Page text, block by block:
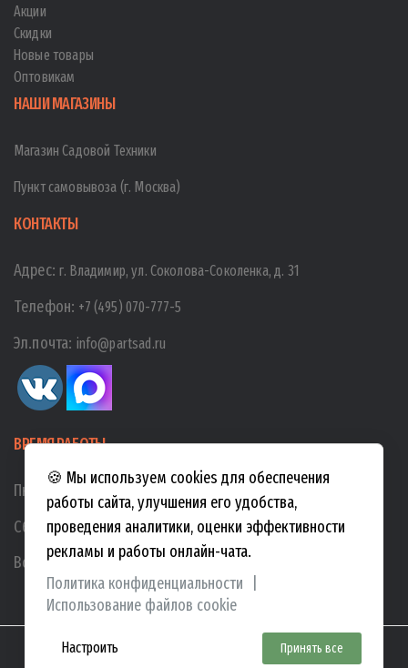
Акции
Скидки
Новые товары
Оптовикам
НАШИ МАГАЗИНЫ
Магазин Садовой Техники
Пункт самовывоза (г. Москва)
КОНТАКТЫ
Адрес:г. Владимир, ул. Соколова-Соколенка, д. 31
Телефон: +7 (495) 070-777-5
Эл.почта: info@partsad.ru
ВРЕМЯ РАБОТЫ
Пн-Пт: 10:00
19:00
Сб:
10:00-17:00
Вс:
10:00-15:00
🍪 Мы используем cookies для обеспечения
работы сайта, улучшения его удобства,
проведения аналитики, оценки эффективности
рекламы и работы онлайн-чата.
Политика конфиденциальности
Использование файлов cookie
Настроить Принять все